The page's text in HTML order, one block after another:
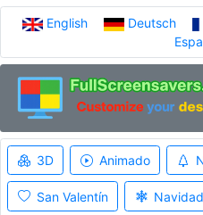
English Deutsch
3D Animado
San Valentín Navidad